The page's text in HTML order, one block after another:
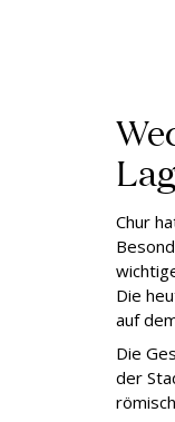
Chur
Die
auf
Die
der